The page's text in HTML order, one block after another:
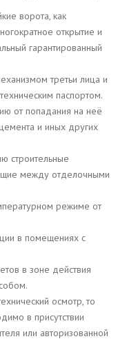
ворота, как
открытие и
гарантированный
третьи лица и
паспортом.
от попадания на неё
и иных других
строительные
между отделочными
режиме от
в помещениях с
в зоне действия
осмотр, то
в присутствии
или авторизованной